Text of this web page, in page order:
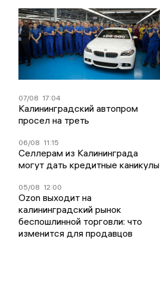
07/08 17:04
Калининградский автопром
просел на треть
06/08 11:15
Селлерам из Калининграда
могут дать кредитные каникулы
05/08 12:00
Ozon выходит на
калининградский рынок
беспошлинной торговли: что
изменится для продавцов